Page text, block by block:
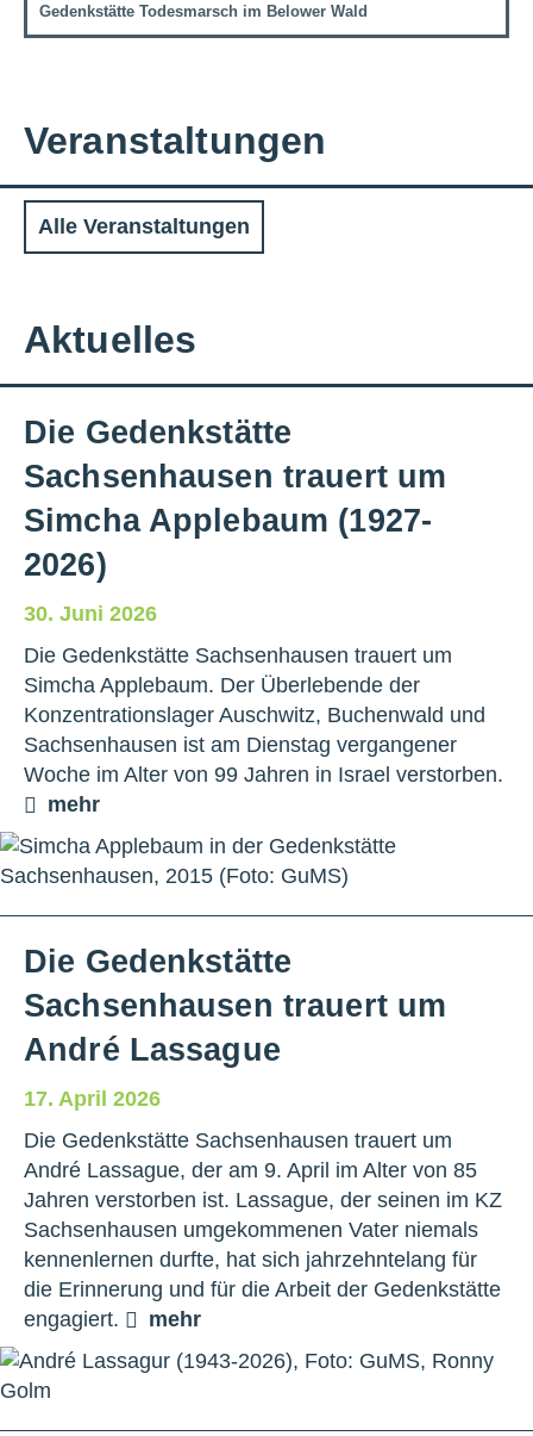
Gedenkstätte Todesmarsch im Belower Wald
Veranstaltungen
Alle Veranstaltungen
Aktuelles
Die Gedenkstätte
Sachsenhausen trauert um
Simcha Applebaum (1927-
2026)
30. Juni 2026
Die Gedenkstätte Sachsenhausen trauert um
Simcha Applebaum. Der Überlebende der
Konzentrationslager Auschwitz, Buchenwald und
Sachsenhausen ist am Dienstag vergangener
Woche im Alter von 99 Jahren in Israel verstorben.
mehr
Die Gedenkstätte
Sachsenhausen trauert um
André Lassague
17. April 2026
Die Gedenkstätte Sachsenhausen trauert um
André Lassague, der am 9. April im Alter von 85
Jahren verstorben ist. Lassague, der seinen im KZ
Sachsenhausen umgekommenen Vater niemals
kennenlernen durfte, hat sich jahrzehntelang für
die Erinnerung und für die Arbeit der Gedenkstätte
engagiert.
mehr